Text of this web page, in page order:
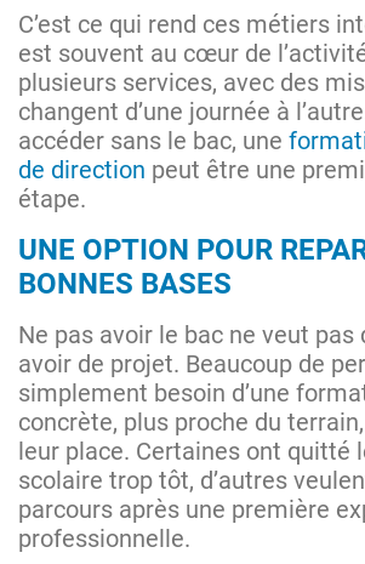
C’est ce qui rend ces métiers
est souvent au cœur de
plusieurs services, avec des
changent d’une journée à
accéder sans le bac, une
de direction peut être une
étape.
UNE OPTION POUR
BONNES BASES
Ne pas avoir le bac ne veut pas
avoir de projet. Beaucoup de
simplement besoin d’une
concrète, plus proche du
leur place. Certaines ont quitté
scolaire trop tôt, d’autres
parcours après une première
professionnelle.